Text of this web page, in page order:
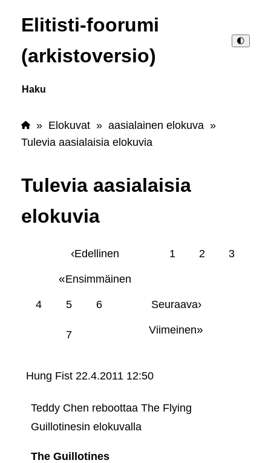
Elitisti-foorumi
(arkistoversio)
🌓
Haku
» Elokuvat» aasialainen elokuva»
Tulevia aasialaisia elokuvia
Tulevia aasialaisia
elokuvia
‹Edellinen
«Ensimmäinen
Seuraava›
Viimeinen»
1 2 3
4 5 6
7
Hung Fist 22.4.2011 12:50
Teddy Chen reboottaa The Flying
Guillotinesin elokuvalla
The Guillotines